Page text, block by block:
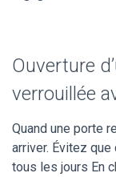
Ouverture
verrouillée
Quand une porte
arriver. Évitez
tous les jours En